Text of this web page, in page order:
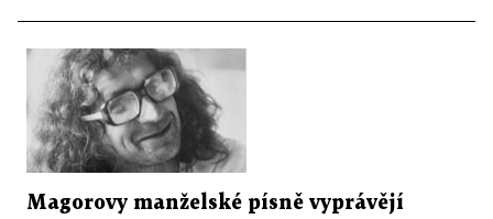
Magorovy manželské písně vyprávějí